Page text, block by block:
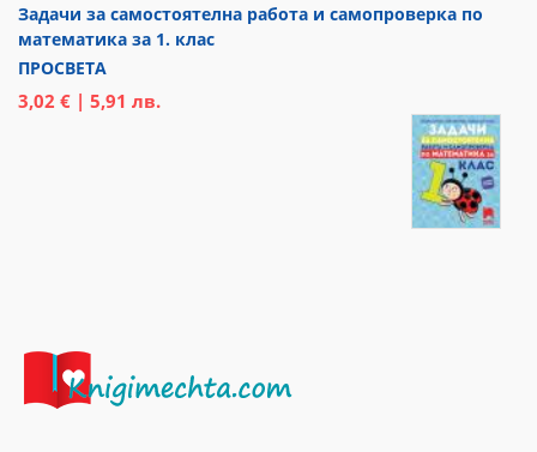
Задачи за самостоятелна работа и самопроверка по
математика за 1. клас
ПРОСВЕТА
3,02 € | 5,91 лв.